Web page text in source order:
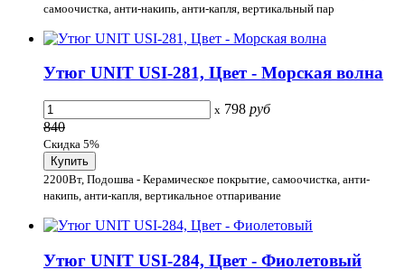
самоочистка, анти-накипь, анти-капля, вертикальный пар
Утюг UNIT USI-281, Цвет - Морская волна
x 798 руб
840
Скидка 5%
2200Вт, Подошва - Керамическое покрытие, самоочистка, анти-
накипь, анти-капля, вертикальное отпаривание
Утюг UNIT USI-284, Цвет - Фиолетовый